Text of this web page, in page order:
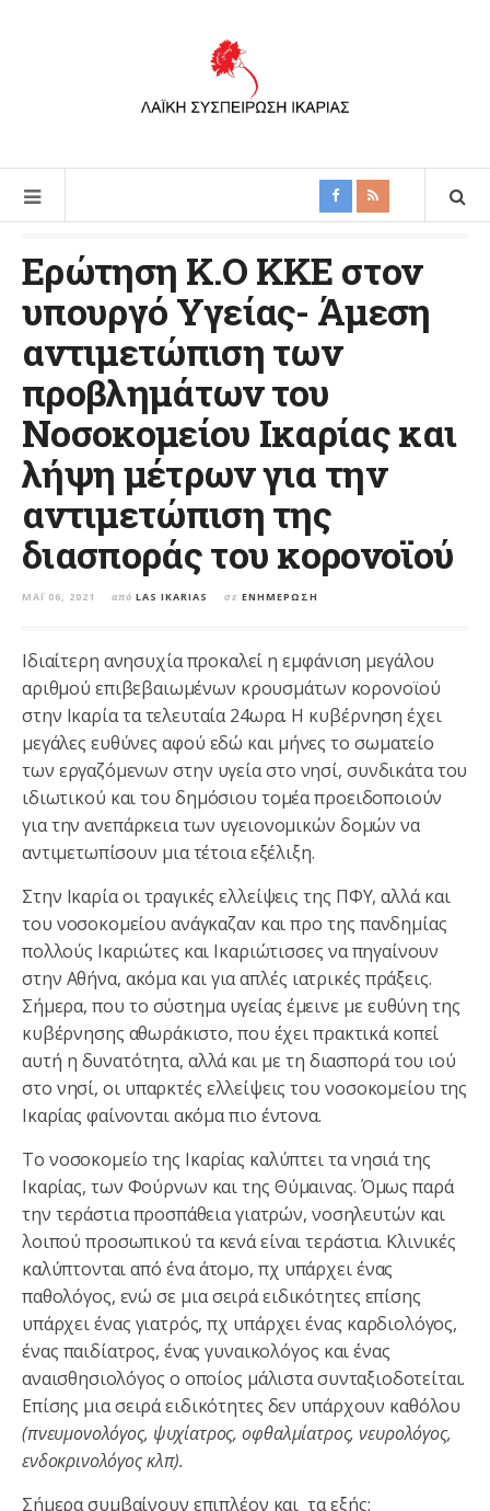
Ερώτηση K.O KKE στον
υπουργό Υγείας- Άμεση
αντιμετώπιση των
προβλημάτων του
Νοσοκομείου Ικαρίας και
λήψη μέτρων για την
αντιμετώπιση της
διασποράς του κορονοϊού
ΜΆΙ 06, 2021 από LAS IKARIAS σε ΕΝΗΜΈΡΩΣΗ
Ιδιαίτερη ανησυχία προκαλεί η εμφάνιση μεγάλου
αριθμού επιβεβαιωμένων κρουσμάτων κορονοϊού
στην Ικαρία τα τελευταία 24ωρα. Η κυβέρνηση έχει
μεγάλες ευθύνες αφού εδώ και μήνες το σωματείο
των εργαζόμενων στην υγεία στο νησί, συνδικάτα του
ιδιωτικού και του δημόσιου τομέα προειδοποιούν
για την ανεπάρκεια των υγειονομικών δομών να
αντιμετωπίσουν μια τέτοια εξέλιξη.
Στην Ικαρία οι τραγικές ελλείψεις της ΠΦΥ, αλλά και
του νοσοκομείου ανάγκαζαν και προ της πανδημίας
πολλούς Ικαριώτες και Ικαριώτισσες να πηγαίνουν
στην Αθήνα, ακόμα και για απλές ιατρικές πράξεις.
Σήμερα, που το σύστημα υγείας έμεινε με ευθύνη της
κυβέρνησης αθωράκιστο, που έχει πρακτικά κοπεί
αυτή η δυνατότητα, αλλά και με τη διασπορά του ιού
στο νησί, οι υπαρκτές ελλείψεις του νοσοκομείου της
Ικαρίας φαίνονται ακόμα πιο έντονα.
Το νοσοκομείο της Ικαρίας καλύπτει τα νησιά της
Ικαρίας, των Φούρνων και της Θύμαινας. Όμως παρά
την τεράστια προσπάθεια γιατρών, νοσηλευτών και
λοιπού προσωπικού τα κενά είναι τεράστια. Κλινικές
καλύπτονται από ένα άτομο, πχ υπάρχει ένας
παθολόγος, ενώ σε μια σειρά ειδικότητες επίσης
υπάρχει ένας γιατρός, πχ υπάρχει ένας καρδιολόγος,
ένας παιδίατρος, ένας γυναικολόγος και ένας
αναισθησιολόγος ο οποίος μάλιστα συνταξιοδοτείται.
Επίσης μια σειρά ειδικότητες δεν υπάρχουν καθόλου
(πνευμονολόγος, ψυχίατρος, οφθαλμίατρος, νευρολόγος,
ενδοκρινολόγος κλπ).
Σήμερα συμβαίνουν επιπλέον και τα εξής: